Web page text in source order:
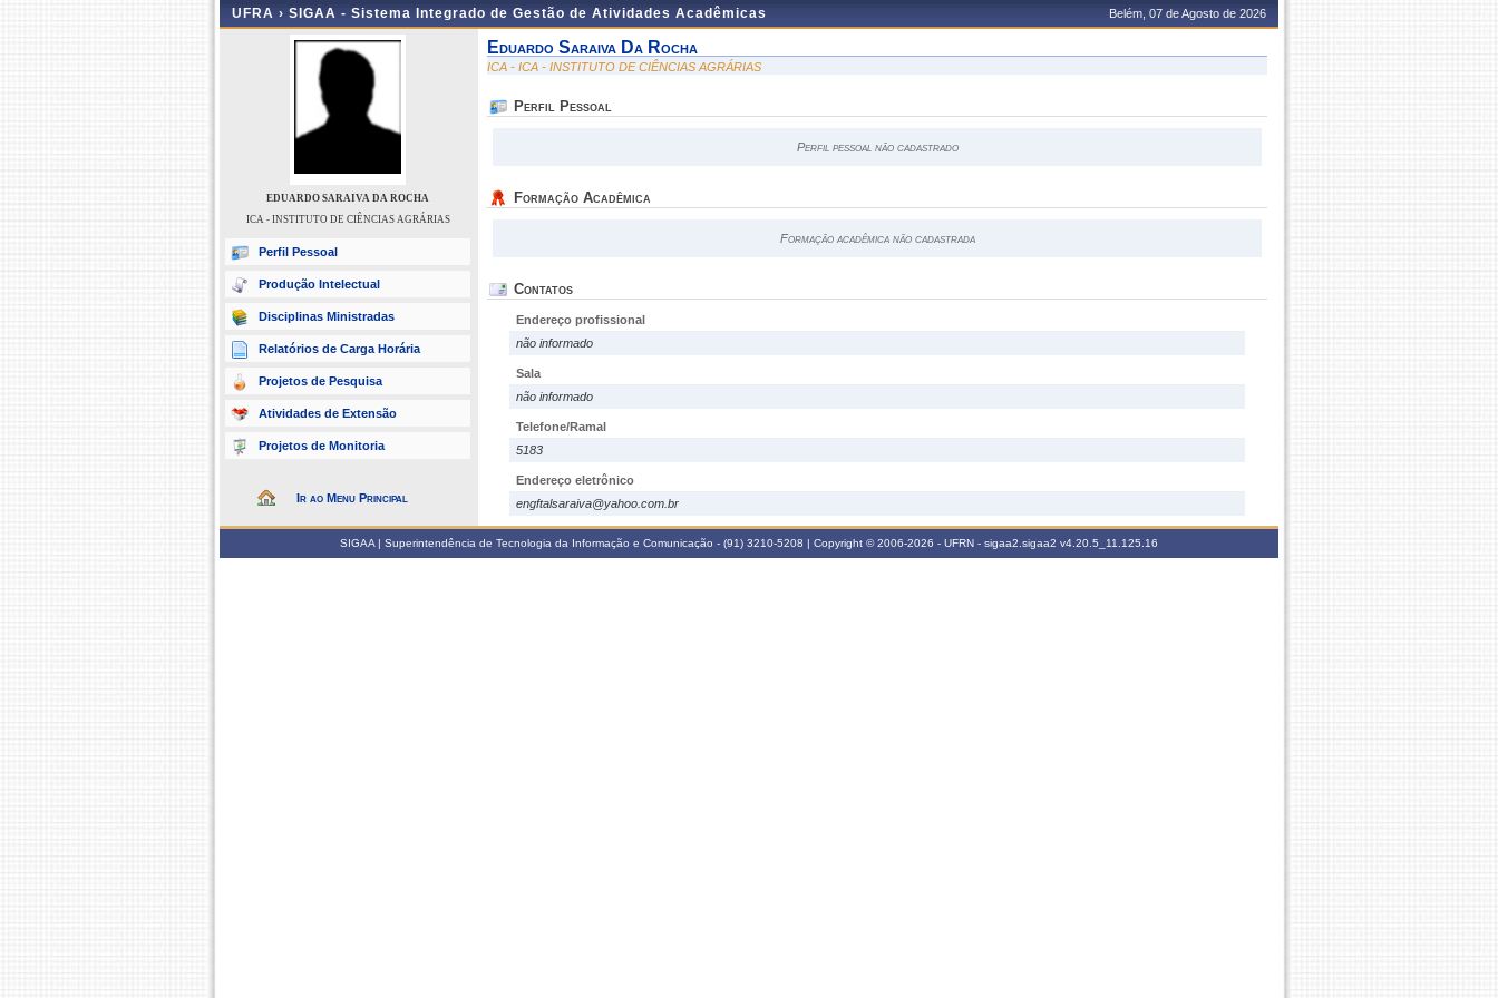
UFRA › SIGAA - Sistema Integrado de Gestão de Atividades Acadêmicas Belém, 07 de Agosto de 2026
EDUARDO SARAIVA DA ROCHA
ICA - INSTITUTO DE CIÊNCIAS AGRÁRIAS
Perfil Pessoal
Produção Intelectual
Disciplinas Ministradas
Relatórios de Carga Horária
Projetos de Pesquisa
Atividades de Extensão
Projetos de Monitoria
Ir ao Menu Principal
Eduardo Saraiva Da Rocha
ICA - ICA - INSTITUTO DE CIÊNCIAS AGRÁRIAS
Perfil Pessoal
Perfil pessoal não cadastrado
Formação Acadêmica
Formação acadêmica não cadastrada
Contatos
Endereço profissional
não informado
Sala
não informado
Telefone/Ramal
5183
Endereço eletrônico
engftalsaraiva@yahoo.com.br
SIGAA | Superintendência de Tecnologia da Informação e Comunicação - (91) 3210-5208 | Copyright © 2006-2026 - UFRN - sigaa2.sigaa2 v4.20.5_11.125.16